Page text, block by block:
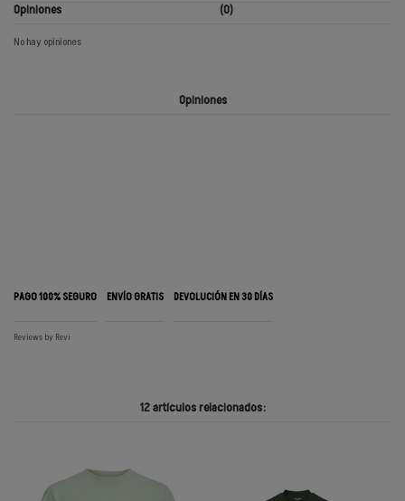
Opiniones (0)
No hay opiniones
Opiniones
PAGO 100% SEGURO ENVÍO GRATIS DEVOLUCIÓN EN 30 DÍAS
Reviews by Revi
12 artículos relacionados: